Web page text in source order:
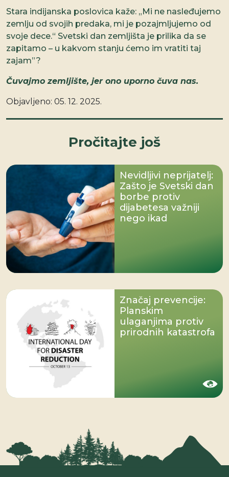
Stara indijanska poslovica kaže: „Mi ne nasleđujemo
zemlju od svojih predaka, mi je pozajmljujemo od
svoje dece.“ Svetski dan zemljišta je prilika da se
zapitamo – u kakvom stanju ćemo im vratiti taj
zajam”?
Čuvajmo zemljište, jer ono uporno čuva nas.
Objavljeno: 05. 12. 2025.
Pročitajte još
Nevidljivi neprijatelj:
Zašto je Svetski dan
borbe protiv
dijabetesa važniji
nego ikad
Značaj prevencije:
Planskim
ulaganjima protiv
prirodnih katastrofa